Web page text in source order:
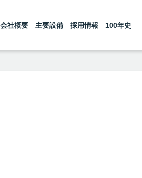
会社概要 主要設備 採用情報 100年史